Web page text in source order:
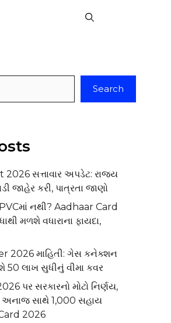
Search
2026 સત્તાવાર અપડેટ: રાજ્ય
જાહેર કરી, પાત્રતા જાણો
નથી? Aadhaar Card
મળશે વધારાના ફાયદા,
2026 માહિતી: ગેસ કનેક્શન
₹50 લાખ સુધીનું વીમા કવર
પર સરકારનો મોટો નિર્ણય,
સાથે ₹1,000 સહાય
2026